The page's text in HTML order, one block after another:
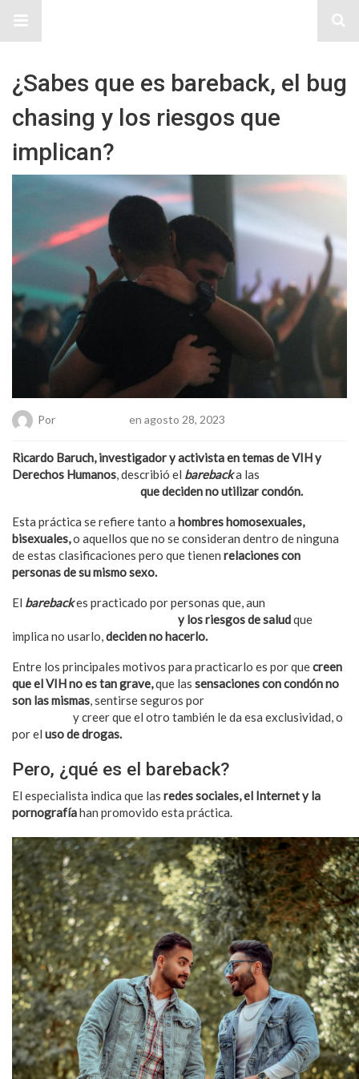
¿Sabes que es bareback, el bug
chasing y los riesgos que
implican?
Por en agosto 28, 2023
Ricardo Baruch, investigador y activista en temas de VIH y
Derechos Humanos, describió el barebacka las
que deciden no utilizar condón.
Esta práctica se refiere tanto a hombres homosexuales,
bisexuales,o aquellos que no se consideran dentro de ninguna
de estas clasificaciones pero que tienen relaciones con
personas de su mismo sexo.
El barebackes practicado por personas que, aun
y los riesgos de saludque
implica no usarlo,deciden no hacerlo.
Entre los principales motivos para practicarlo es por quecreen
que el VIH no es tan grave,que las sensaciones con condón no
son las mismas, sentirse seguros por
y creer que el otro también le da esa exclusividad, o
por el uso de drogas.
Pero, ¿qué es el bareback?
El especialista indica que las redes sociales, el Internet y la
pornografíahan promovido esta práctica.